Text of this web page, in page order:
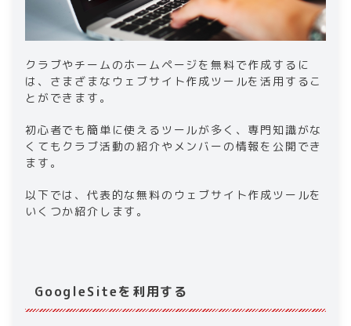
クラブやチームのホームページを無料で作成するに
は、さまざまなウェブサイト作成ツールを活用するこ
とができます。
初心者でも簡単に使えるツールが多く、専門知識がな
くてもクラブ活動の紹介やメンバーの情報を公開でき
ます。
以下では、代表的な無料のウェブサイト作成ツールを
いくつか紹介します。
GoogleSiteを利用する